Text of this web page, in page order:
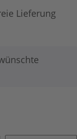
Lieferung